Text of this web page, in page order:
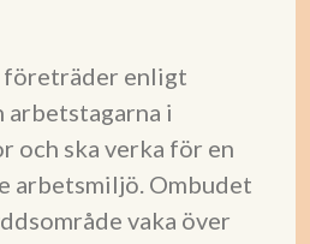
företräder enligt
i
och ska verka för en
arbetsmiljö. Ombudet
vaka över